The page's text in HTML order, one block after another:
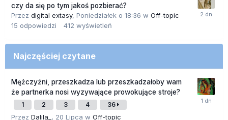
czy da się po tym jakoś pozbierać?
Przez digital extasy, Poniedziałek o 18:36 w Off-topic
15 odpowiedzi 412 wyświetleń
Najczęściej czytane
Mężczyźni, przeszkadza lub przeszkadzałoby wam
że partnerka nosi wyzywające prowokujące stroje?
1 2 3 4 36
Przez Dalila_ , 20 Lipca w Off-topic